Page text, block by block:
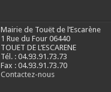
Mairie de Touët de l’Escarène
1 Rue du Four 06440
TOUET DE L’ESCARENE
Tél. : 04.93.91.73.73
Fax : 04.93.91.73.70
Contactez-nous